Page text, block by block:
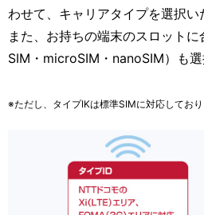
わせて、キャリアタイプを選択い
また、お持ちの端末のスロット
SIM・microSIM・nanoSIM）も選
※ただし、タイプIKは標準SIMに対応しており